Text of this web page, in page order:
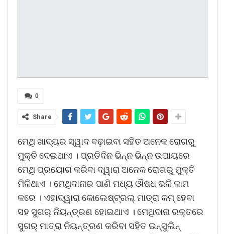
0
Share
ମେଥି ଖାଦ୍ୟର ସ୍ୱାଦ ବଢ଼ାଇବା ସହିତ ଅନେକ ରୋଗରୁ
ମୁକ୍ତି ଦେଇଥାଏ । ପ୍ରତିଦିନ ଭିନ୍ନ ଭିନ୍ନ ଉପାୟରେ
ମେଥି ପ୍ରୟୋଗ କରିବା ଦ୍ୱାରା ଅନେକ ରୋଗରୁ ମୁକ୍ତି
ମିଳିଥାଏ । ମେଥିଦାନାର ପାଣି ମଧ୍ୟ ଔଷଧ ଭଳି କାମ
କରେ । ଏହାଦ୍ୱାରା କୋଲେଷ୍ଟ୍ରଲ୍‌ ମାତ୍ରା କମ୍‌ ହେବା
ସହ ସୁଗର୍‌ ନିୟନ୍ତ୍ରଣ ହୋଇଥାଏ । ମେଥିଦାନା ରକ୍ତରେ
ସୁଗର୍‌ ମାତ୍ରା ନିୟନ୍ତ୍ରଣ କରିବା ସହିତ ଇନ୍‌ସୁଲିନ୍‌